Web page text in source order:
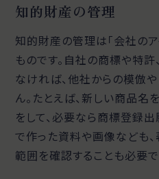
知的財産の管理
知的財産の管理は「会社のア
ものです。自社の商標や特
なければ、他社からの模倣
ん。たとえば、新しい商品
をして、必要なら商標登録
で作った資料や画像なども
範囲を確認することも必要で